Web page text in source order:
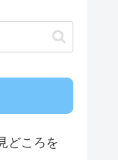
どころを